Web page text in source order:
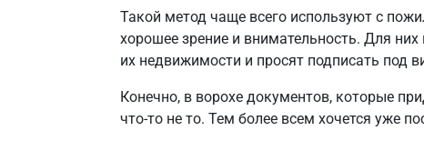
Такой метод чаще всего используют с
хорошее зрение и внимательность. Для
их недвижимости и просят подписать под
Конечно, в ворохе документов, которые
что-то не то. Тем более всем хочется уже